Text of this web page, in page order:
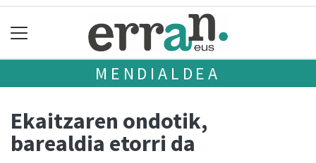
MENDIALDEA
Ekaitzaren ondotik,
barealdia etorri da